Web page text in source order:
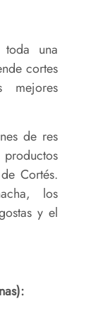
una
cortes
mejores
de res
Cortés.
los
y el